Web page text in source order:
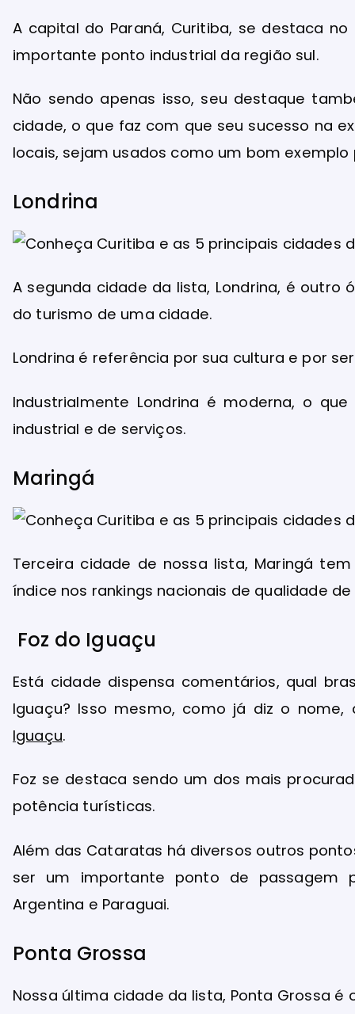
A capital do Paraná, Curitiba, se destaca
importante ponto industrial da região sul.
Não sendo apenas isso, seu destaque
cidade, o que faz com que seu sucesso na
locais, sejam usados como um bom
Londrina
A segunda cidade da lista, Londrina, é
do turismo de uma cidade.
Londrina é referência por sua cultura e por
Industrialmente Londrina é moderna, o
industrial e de serviços.
Maringá
Terceira cidade de nossa lista, Maringá
índice nos rankings nacionais de qualidade
Foz do Iguaçu
Está cidade dispensa comentários, qual
Iguaçu? Isso mesmo, como já diz o
Iguaçu.
Foz se destaca sendo um dos mais
potência turísticas.
Além das Cataratas há diversos outros
ser um importante ponto de passagem
Argentina e Paraguai.
Ponta Grossa
Nossa última cidade da lista, Ponta Grossa